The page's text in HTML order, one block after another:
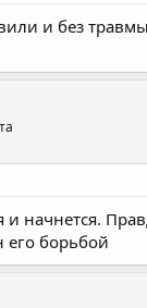
и без травмы
и начнется.
его борьбой